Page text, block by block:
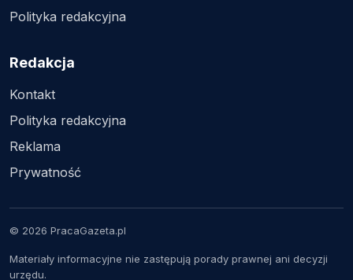
Polityka redakcyjna
Redakcja
Kontakt
Polityka redakcyjna
Reklama
Prywatność
© 2026 PracaGazeta.pl
Materiały informacyjne nie zastępują porady prawnej ani decyzji
urzędu.